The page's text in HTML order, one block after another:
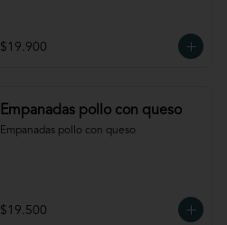
$19.900
Empanadas pollo con queso
Empanadas pollo con queso
$19.500